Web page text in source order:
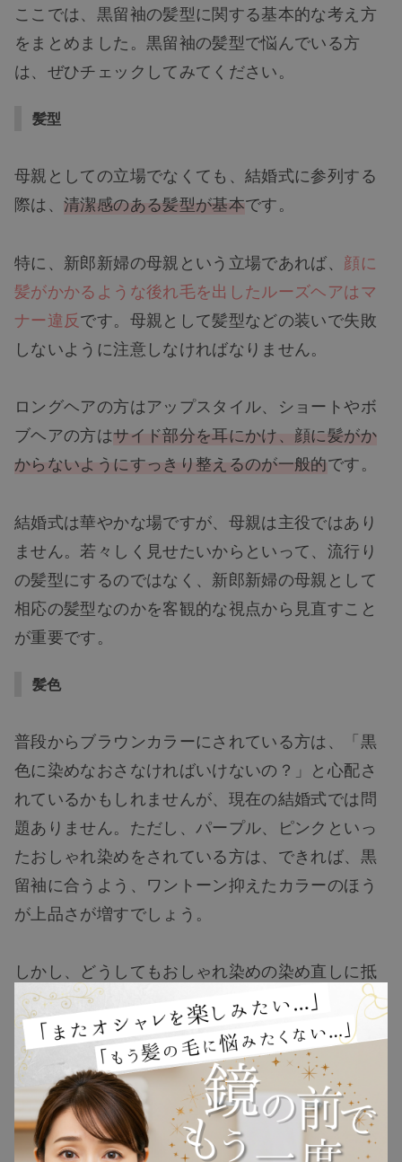
ウィッグ
プレゼント
ここでは、黒留袖の髪型に関する基本的な考え方
をまとめました。黒留袖の髪型で悩んでいる方
は、ぜひチェックしてみてください。
髪型
母親としての立場でなくても、結婚式に参列する
際は、清潔感のある髪型が基本です。
特に、新郎新婦の母親という立場であれば、 顔に
髪がかかるような後れ毛を出したルーズヘアはマ
ナー違反です。母親として髪型などの装いで失敗
しないように注意しなければなりません。
ロングヘアの方はアップスタイル、ショートやボ
ブヘアの方はサイド部分を耳にかけ、顔に髪がか
からないようにすっきり整えるのが一般的です。
結婚式は華やかな場ですが、母親は主役ではあり
ません。若々しく見せたいからといって、流行り
の髪型にするのではなく、新郎新婦の母親として
相応の髪型なのかを客観的な視点から見直すこと
が重要です。
髪色
普段からブラウンカラーにされている方は、「黒
色に染めなおさなければいけないの？」と心配さ
れているかもしれませんが、現在の結婚式では問
題ありません。ただし、パープル、ピンクといっ
たおしゃれ染めをされている方は、できれば、黒
留袖に合うよう、ワントーン抑えたカラーのほう
が上品さが増すでしょう。
しかし、どうしてもおしゃれ染めの染め直しに抵
抗がある方は、
ウィッグの活用 はいかがでしょう
か。
フルウィッグであれば、現在の髪色を気にせず、
髪全体を手軽にカバーできるのでおすすめです。
記事の後半で、50代60代の髪の悩みをウィッグで